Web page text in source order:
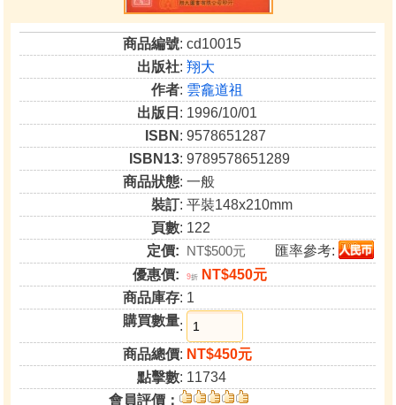
商品編號: cd10015
出版社:翔大
作者: 雲龕道祖
出版日 : 1996/10/01
ISBN : 9578651287
ISBN13: 9789578651289
商品狀態: 一般
裝訂: 平裝148x210mm
頁數: 122
定價: NT$500元
匯率參考:
優惠價:
9折
NT$450元
商品庫存: 1
購買數量:
商品總價: NT$450元
點擊數: 11734
會員評價：